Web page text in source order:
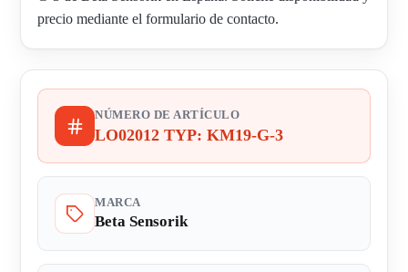
precio mediante el formulario de contacto.
NÚMERO DE ARTÍCULO
LO02012 TYP: KM19-G-3
MARCA
Beta Sensorik